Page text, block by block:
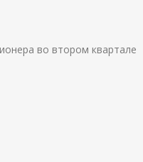
во втором квартале